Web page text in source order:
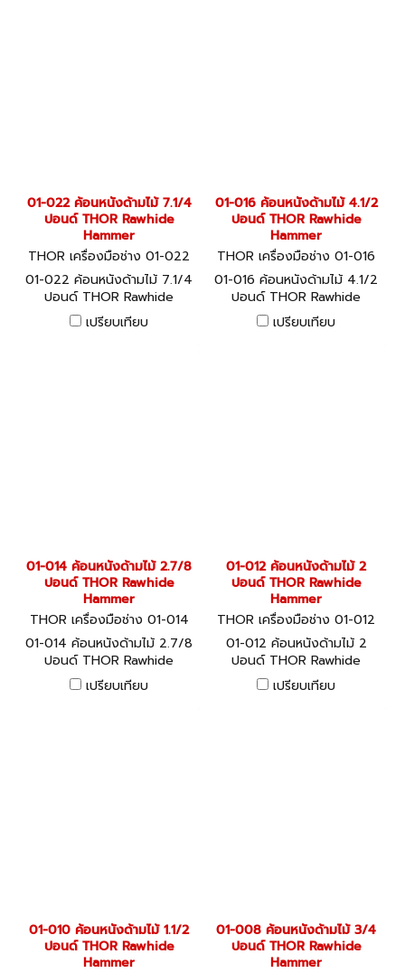
01-022 ค้อนหนังด้ามไม้ 7.1/4
ปอนด์ THOR Rawhide
Hammer
THOR เครื่องมือช่าง 01-022
01-022 ค้อนหนังด้ามไม้ 7.1/4
ปอนด์ THOR Rawhide
Hammer
เปรียบเทียบ
01-016 ค้อนหนังด้ามไม้ 4.1/2
ปอนด์ THOR Rawhide
Hammer
THOR เครื่องมือช่าง 01-016
01-016 ค้อนหนังด้ามไม้ 4.1/2
ปอนด์ THOR Rawhide
Hammer
เปรียบเทียบ
01-014 ค้อนหนังด้ามไม้ 2.7/8
ปอนด์ THOR Rawhide
Hammer
THOR เครื่องมือช่าง 01-014
01-014 ค้อนหนังด้ามไม้ 2.7/8
ปอนด์ THOR Rawhide
Hammer
เปรียบเทียบ
01-012 ค้อนหนังด้ามไม้ 2
ปอนด์ THOR Rawhide
Hammer
THOR เครื่องมือช่าง 01-012
01-012 ค้อนหนังด้ามไม้ 2
ปอนด์ THOR Rawhide
Hammer
เปรียบเทียบ
01-010 ค้อนหนังด้ามไม้ 1.1/2
ปอนด์ THOR Rawhide
Hammer
01-008 ค้อนหนังด้ามไม้ 3/4
ปอนด์ THOR Rawhide
Hammer